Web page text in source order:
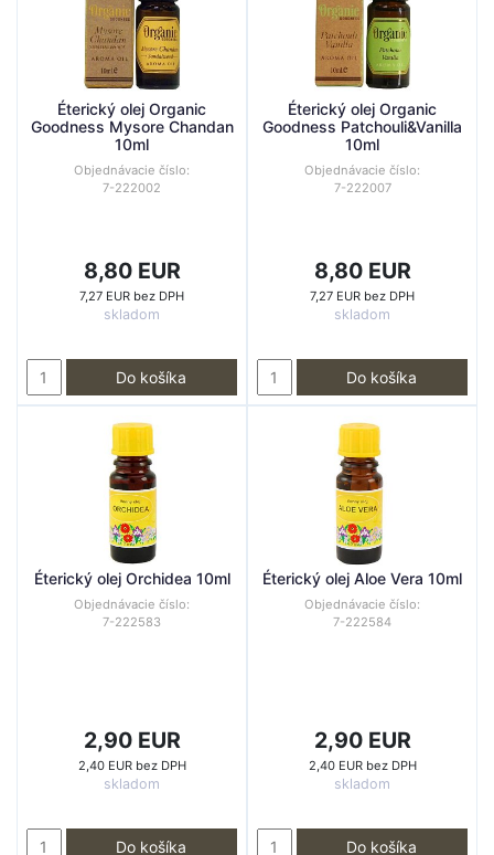
Éterický olej Organic
Goodness Mysore Chandan
10ml
Objednávacie číslo:
7-222002
8,80 EUR
7,27 EUR bez DPH
skladom
Do košíka
Éterický olej Organic
Goodness Patchouli&Vanilla
10ml
Objednávacie číslo:
7-222007
8,80 EUR
7,27 EUR bez DPH
skladom
Do košíka
Éterický olej Orchidea 10ml
Objednávacie číslo:
7-222583
2,90 EUR
2,40 EUR bez DPH
skladom
Do košíka
Éterický olej Aloe Vera 10ml
Objednávacie číslo:
7-222584
2,90 EUR
2,40 EUR bez DPH
skladom
Do košíka